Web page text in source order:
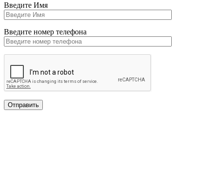
Введите Имя
Введите номер телефона